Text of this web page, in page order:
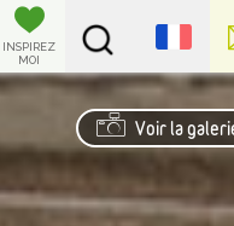
INSPIREZ
MOI
Voir la